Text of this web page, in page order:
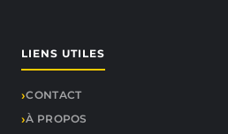
LIENS UTILES
CONTACT
À PROPOS